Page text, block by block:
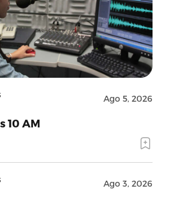
Ago 5, 2026
10 AM
Ago 3, 2026